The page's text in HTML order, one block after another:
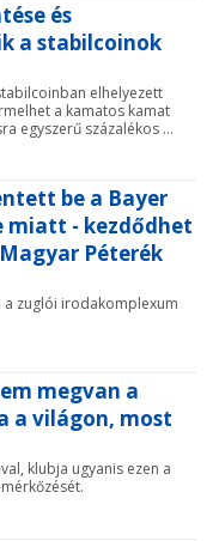
és
a stabilcoinok
elhelyezett
a kamatos kamat
egyszerű százalékos ...
be a Bayer
miatt - kezdődhet
Péterék
a zuglói irodakomplexum
megvan a
a világon, most
klubja ugyanis ezen a